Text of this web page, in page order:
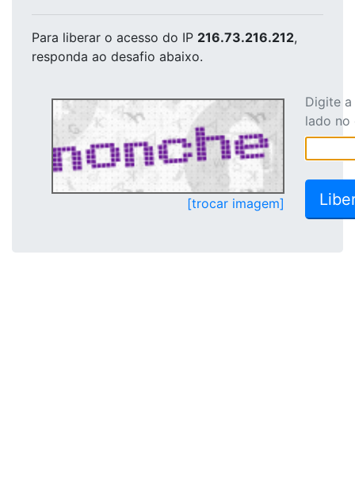
Para liberar o acesso do IP 216.73.216.212,
responda ao desafio abaixo.
[trocar imagem]
Digite
lado no